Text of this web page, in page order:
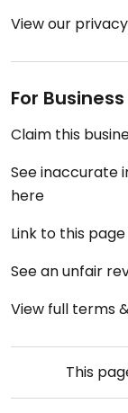
View our
For
Claim this
See inaccurate
here
Link to this
See an unfair
View full terms
This